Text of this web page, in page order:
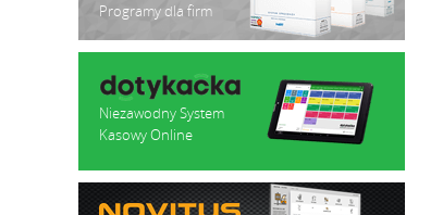
Programy dla firm
Niezawodny System
Kasowy Online